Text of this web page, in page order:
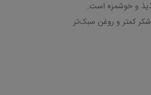
و خوشمزه است.
شکر کمتر و روغن سبک‌تر